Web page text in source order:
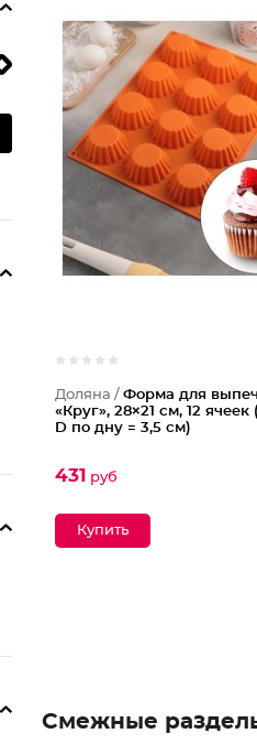
Доляна / Форма для
«Круг», 28×21 см, 12 ячеек
D по дну = 3,5 см)
431 руб
Смежные